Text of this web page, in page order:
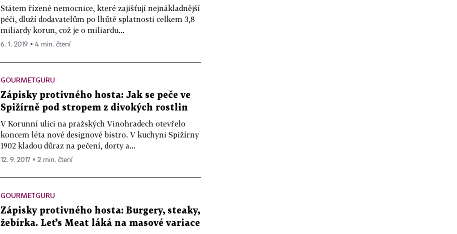
Státem řízené nemocnice, které zajišťují nejnákladnější
péči, dluží dodavatelům po lhůtě splatnosti celkem 3,8
miliardy korun, což je o miliardu...
6. 1. 2019 ▪ 4 min. čtení
GOURMETGURU
Zápisky protivného hosta: Jak se peče ve
Spižírně pod stropem z divokých rostlin
V Korunní ulici na pražských Vinohradech otevřelo
koncem léta nové designové bistro. V kuchyni Spižírny
1902 kladou důraz na pečení, dorty a...
12. 9. 2017 ▪ 2 min. čtení
GOURMETGURU
Zápisky protivného hosta: Burgery, steaky,
žebírka. Let’s Meat láká na masové variace